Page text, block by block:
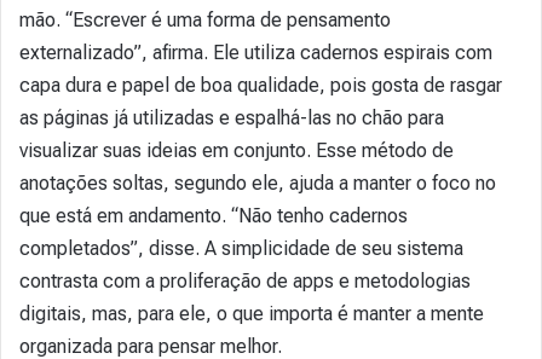
mão. “Escrever é uma forma de pensamento
externalizado”, afirma. Ele utiliza cadernos espirais com
capa dura e papel de boa qualidade, pois gosta de rasgar
as páginas já utilizadas e espalhá-las no chão para
visualizar suas ideias em conjunto. Esse método de
anotações soltas, segundo ele, ajuda a manter o foco no
que está em andamento. “Não tenho cadernos
completados”, disse. A simplicidade de seu sistema
contrasta com a proliferação de apps e metodologias
digitais, mas, para ele, o que importa é manter a mente
organizada para pensar melhor.